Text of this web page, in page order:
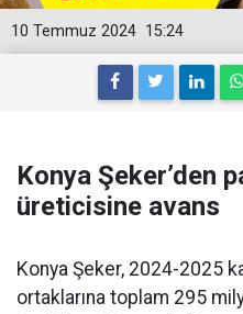
15:24
10 Temmuz 2024
Konya Şeker’den
üreticisine avans
Konya Şeker, 2024-2025
ortaklarına toplam 295